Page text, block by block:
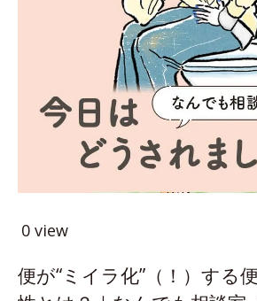
0 view
便が“ミイラ化”（！）する